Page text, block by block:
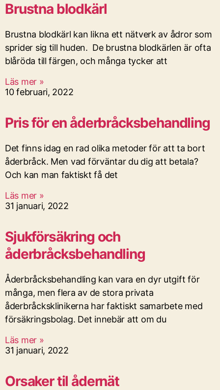
Brustna blodkärl
Brustna blodkärl kan likna ett nätverk av ådror som
sprider sig till huden. De brustna blodkärlen är ofta
blåröda till färgen, och många tycker att
Läs mer »
10 februari, 2022
Pris för en åderbråcksbehandling
Det finns idag en rad olika metoder för att ta bort
åderbråck. Men vad förväntar du dig att betala?
Och kan man faktiskt få det
Läs mer »
31 januari, 2022
Sjukförsäkring och
åderbråcksbehandling
Åderbråcksbehandling kan vara en dyr utgift för
många, men flera av de stora privata
åderbråcksklinikerna har faktiskt samarbete med
försäkringsbolag. Det innebär att om du
Läs mer »
31 januari, 2022
Orsaker til ådernät